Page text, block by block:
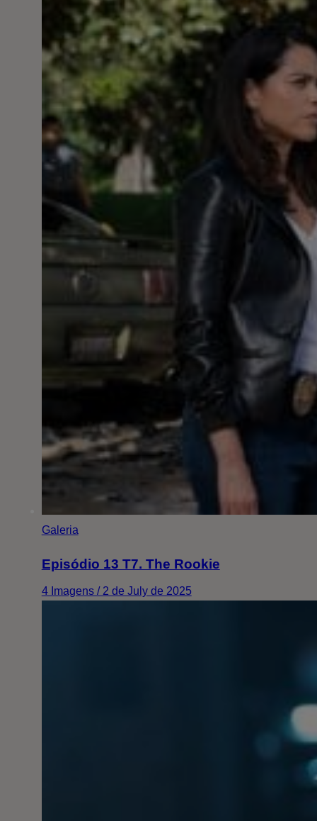
Galeria
Episódio 13 T7. The Rookie
4 Imagens / 2 de July de 2025